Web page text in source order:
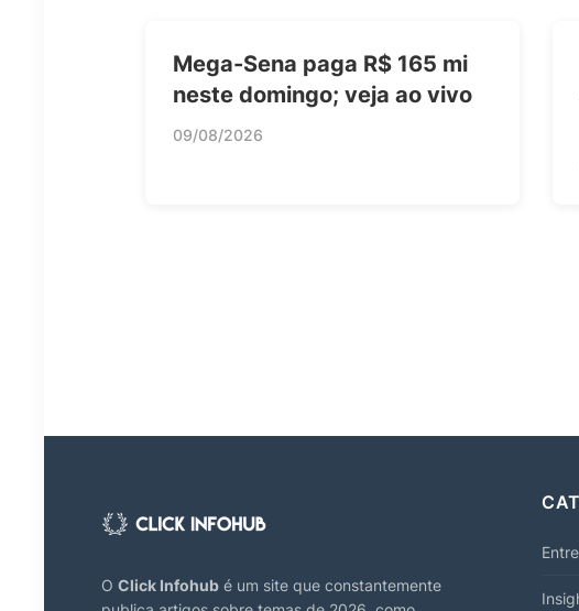
Mega-Sena paga R$ 165 mi
neste domingo; veja ao vivo
09/08/2026
O Click Infohub é um site que constantemente